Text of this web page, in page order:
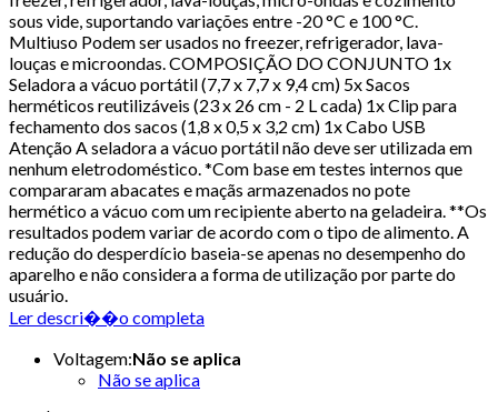
sous vide, suportando variações entre -20 °C e 100 °C.
Multiuso Podem ser usados no freezer, refrigerador, lava-
louças e microondas. COMPOSIÇÃO DO CONJUNTO 1x
Seladora a vácuo portátil (7,7 x 7,7 x 9,4 cm) 5x Sacos
herméticos reutilizáveis (23 x 26 cm - 2 L cada) 1x Clip para
fechamento dos sacos (1,8 x 0,5 x 3,2 cm) 1x Cabo USB
Atenção A seladora a vácuo portátil não deve ser utilizada em
nenhum eletrodoméstico. *Com base em testes internos que
compararam abacates e maçãs armazenados no pote
hermético a vácuo com um recipiente aberto na geladeira. **Os
resultados podem variar de acordo com o tipo de alimento. A
redução do desperdício baseia-se apenas no desempenho do
aparelho e não considera a forma de utilização por parte do
usuário.
Ler descri��o completa
Voltagem:Não se aplica
Não se aplica